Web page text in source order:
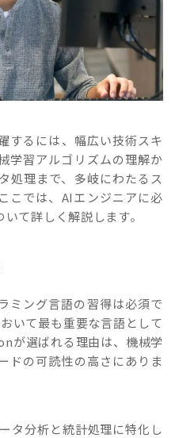
するには、幅広い技術スキ
学習アルゴリズムの理解か
処理まで、多岐にわたるス
こでは、AIエンジニアに必
て詳しく解説します。
ミング言語の習得は必須で
いて最も重要な言語として
が選ばれる理由は、機械学
ドの可読性の高さにありま
タ分析と統計処理に特化し